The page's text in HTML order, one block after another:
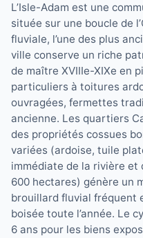
L’Isle-Adam est une
située sur une boucle de
fluviale, l’une des plus
ville conserve un riche
de maître XVIIIe-XIXe en
particuliers à toitures
ouvragées, fermettes
ancienne. Les quartiers
des propriétés cossues
variées (ardoise, tuile
immédiate de la rivière et
600 hectares) génère un
brouillard fluvial fréquent
boisée toute l’année. Le
6 ans pour les biens